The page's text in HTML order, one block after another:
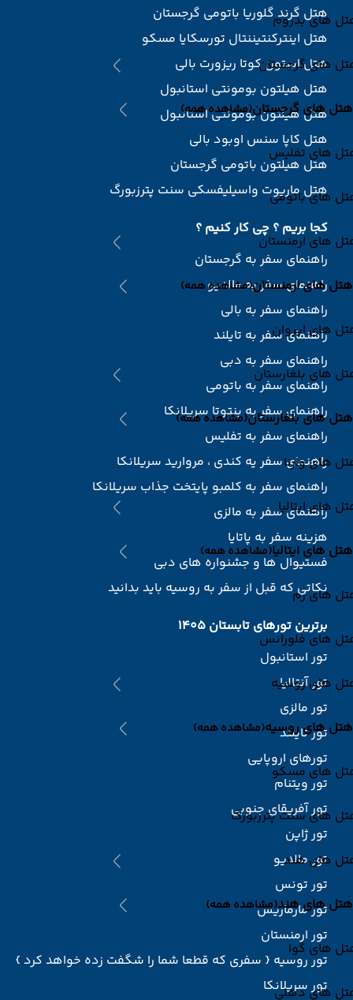
های بدروم
های گرجستان
هتل های گرجستان(مشاهده همه)
های تفلیس
های باتومی
های ارمنستان
هتل های ارمنستان(مشاهده همه)
های ایروان
های بلغارستان
هتل های بلغارستان(مشاهده همه)
های وارنا
های ایتالیا
هتل های ایتالیا(مشاهده همه)
های رم
های فلورانس
های روسیه
هتل های روسیه(مشاهده همه)
های مسکو
های سنت پترزبورگ
های هند
هتل های هند(مشاهده همه)
های گوا
های دهلی
هتل گرند گلوریا باتومی گرجستان
هتل اینترکنتیننتال تورسکایا مسکو
هتل استون کوتا ریزورت بالی
هتل هیلتون بومونتی استانبول
هتل هیلتون بومونتی استانبول
هتل کاپا سنس اوبود بالی
هتل هیلتون باتومی گرجستان
هتل ماریوت واسیلیفسکی سنت پترزبورگ
کجا بریم ؟ چی کار کنیم ؟
راهنمای سفر به گرجستان
راهنمای سفر به مالدیو
راهنمای سفر به بالی
راهنمای سفر به تایلند
راهنمای سفر به دبی
راهنمای سفر به باتومی
راهنمای سفر به بنتوتا سریلانکا
راهنمای سفر به تفلیس
راهنمای سفر یه کندی ، مروارید سریلانکا
راهنمای سفر به کلمبو پایتخت جذاب سریلانکا
راهنمای سفر به مالزی
هزینه سفر به پاتایا
فستیوال ها و جشنواره های دبی
نکاتی که قبل از سفر به روسیه باید بدانید
برترین تورهای تابستان 1405
تور استانبول
تور آنتالیا
تور مالزی
تور تایلند
تورهای اروپایی
تور ویتنام
تور آفریقای جنوبی
تور ژاپن
تور مالدیو
تور تونس
تور مارماریس
تور ارمنستان
تور روسیه { سفری که قطعا شما را شگفت زده خواهد کرد }
تور سریلانکا